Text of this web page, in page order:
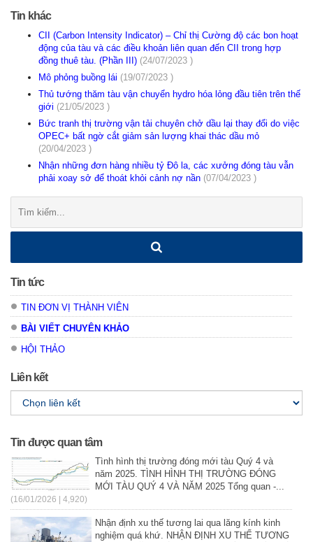
Tin khác
CII (Carbon Intensity Indicator) – Chỉ thị Cường độ các bon hoạt
động của tàu và các điều khoản liên quan đến CII trong hợp
đồng thuê tàu. (Phần III) (24/07/2023 )
Mô phỏng buồng lái (19/07/2023 )
Thủ tướng thăm tàu vận chuyển hydro hóa lỏng đầu tiên trên thế
giới (21/05/2023 )
Bức tranh thị trường vận tải chuyên chở dầu lại thay đổi do việc
OPEC+ bất ngờ cắt giảm sản lượng khai thác dầu mỏ
(20/04/2023 )
Nhận những đơn hàng nhiều tỷ Đô la, các xưởng đóng tàu vẫn
phải xoay sở để thoát khỏi cảnh nợ nần (07/04/2023 )
kiếm:
Tin tức
TIN ĐƠN VỊ THÀNH VIÊN
BÀI VIẾT CHUYÊN KHẢO
HỘI THẢO
Liên kết
Tin được quan tâm
Tình hình thị trường đóng mới tàu Quý 4 và
năm 2025. TÌNH HÌNH THỊ TRƯỜNG ĐÓNG
MỚI TÀU QUÝ 4 VÀ NĂM 2025 Tổng quan -...
(16/01/2026 | 4,920)
Nhận định xu thế tương lai qua lăng kính kinh
nghiệm quá khứ. NHẬN ĐỊNH XU THẾ TƯƠNG